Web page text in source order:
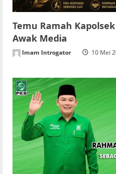
Temu Ramah
Awak Media
Imam Introgator 10 Mei